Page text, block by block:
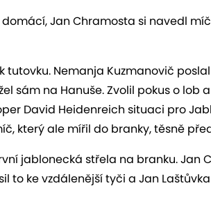
domácí, Jan Chramosta si navedl
tutovku. Nemanja Kuzmanovič
sám na Hanuše. Zvolil pokus o lob
David Heidenreich situaci pro
který ale mířil do branky, těsně
jablonecká střela na branku. Jan
to ke vzdálenější tyči a Jan